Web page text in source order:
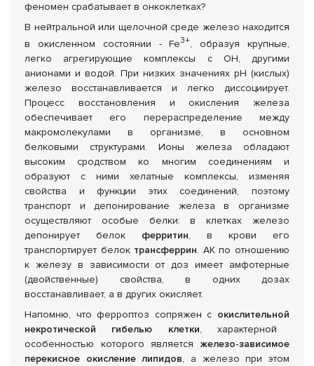
феномен срабатывает в онкоклетках?
В нейтральной или щелочной среде железо находится
в окисленном состоянии - Fe3+, образуя крупные,
легко агрегирующие комплексы с ОН, другими
анионами и водой. При низких значениях рН (кислых)
железо восстанавливается и легко диссоциирует.
Процесс восстановления и окисления железа
обеспечивает его перераспределение между
макромолекулами в организме, в основном
белковыми структурами. Ионы железа обладают
высоким сродством ко многим соединениям и
образуют с ними хелатные комплексы, изменяя
свойства и функции этих соединений, поэтому
транспорт и депонирование железа в организме
осуществляют особые белки: в клетках железо
депонирует белок ферритин, в крови его
транспортирует белок трансферрин. АК по отношению
к железу в зависимости от доз имеет амфотерные
(двойственные) свойства, в одних дозах
восстанавливает, а в других окисляет.
Напомню, что ферроптоз сопряжен с окислительной
некротической гибелью клетки, характерной
особенностью которого является железо-зависимое
перекисное окисление липидов, а железо при этом